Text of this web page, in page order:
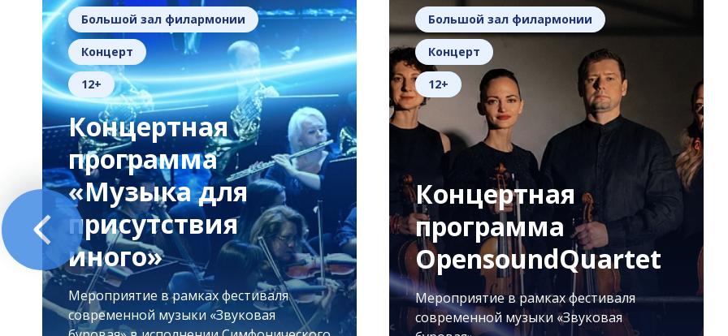
Большой зал филармонии
Концерт
12+
Концертная
программа
«Музыка для
присутствия
иного»
Мероприятие в рамках фестиваля
современной музыки «Звуковая
Большой зал филармонии
Концерт
12+
Концертная
программа
OpensoundQuartet
Мероприятие в рамках фестиваля
современной музыки «Звуковая